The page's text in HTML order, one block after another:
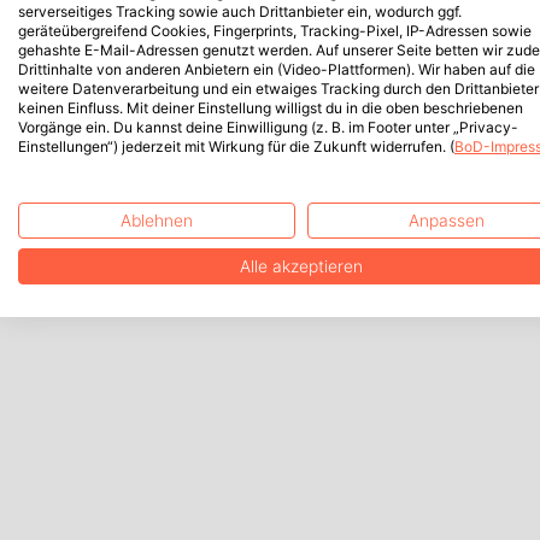
serverseitiges Tracking sowie auch Drittanbieter ein, wodurch ggf.
geräteübergreifend Cookies, Fingerprints, Tracking-Pixel, IP-Adressen sowie
gehashte E-Mail-Adressen genutzt werden. Auf unserer Seite betten wir
Drittinhalte von anderen Anbietern ein (Video-Plattformen). Wir haben auf die
weitere Datenverarbeitung und ein etwaiges Tracking durch den Drittanbieter
keinen Einfluss. Mit deiner Einstellung willigst du in die oben beschriebenen
Vorgänge ein. Du kannst deine Einwilligung (z. B. im Footer unter „Privacy-
Einstellungen“) jederzeit mit Wirkung für die Zukunft widerrufen. (BoD-
Ablehnen Anpassen
Alle akzeptieren